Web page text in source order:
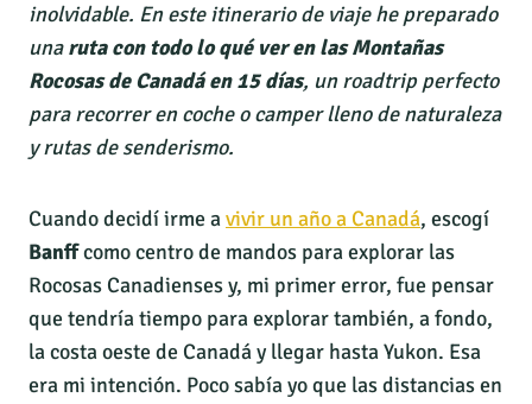
inolvidable. En este itinerario de viaje he preparado
unaruta con todo lo qué ver en las Montañas
Rocosas de Canadá en 15 días, un roadtrip perfecto
para recorrer en coche o camper lleno de naturaleza
y rutas de senderismo.
Cuando decidí irme avivir un año a Canadá, escogí
Banffcomo centro de mandos para explorar las
Rocosas Canadienses y, mi primer error, fue pensar
que tendría tiempo para explorar también, a fondo,
la costa oeste de Canadá y llegar hasta Yukon. Esa
era mi intención. Poco sabía yo que las distancias en